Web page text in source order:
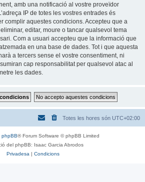
amb una notificació al vostre proveïdor
IP de totes les vostres entrades és
complir aquestes condicions. Accepteu que a
editar, moure o tancar qualsevol tema
Com a usuari accepteu que la informació que
en una base de dades. Tot i que aquesta
a tercers sense el vostre consentiment, ni
cap responsabilitat per qualsevol atac al
les dades.
Totes les hores són UTC+02:00
phpBB® Forum Software © phpBB Limited
del phpBB: Isaac Garcia Abrodos
Privadesa | Condicions